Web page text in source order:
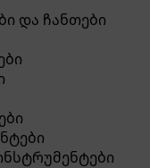
და ჩანთები